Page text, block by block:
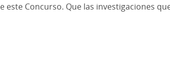
este Concurso. Que las investigaciones